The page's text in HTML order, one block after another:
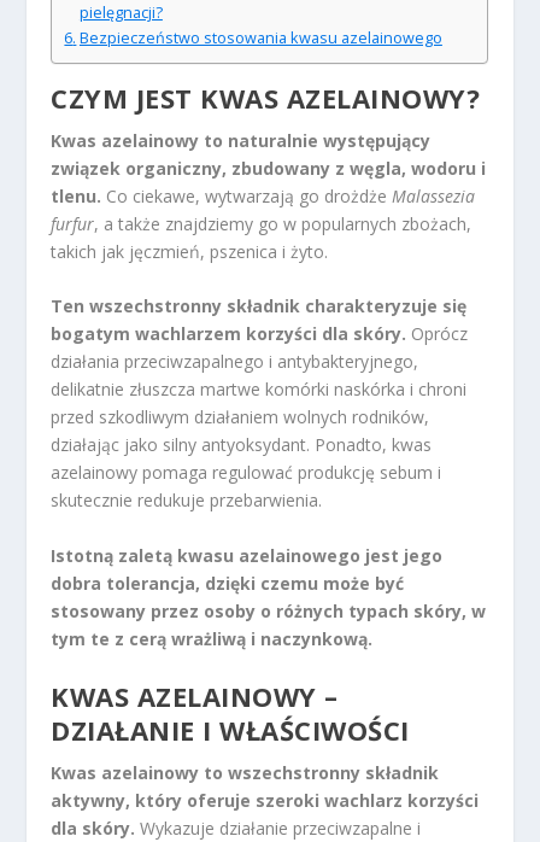
pielęgnacji?
Bezpieczeństwo stosowania kwasu azelainowego
CZYM JEST KWAS AZELAINOWY?
Kwas azelainowy to naturalnie występujący
związek organiczny, zbudowany z węgla, wodoru i
tlenu. Co ciekawe, wytwarzają go drożdżeMalassezia
furfur, a także znajdziemy go w popularnych zbożach,
takich jak jęczmień, pszenica i żyto.
Ten wszechstronny składnik charakteryzuje się
bogatym wachlarzem korzyści dla skóry. Oprócz
działania przeciwzapalnego i antybakteryjnego,
delikatnie złuszcza martwe komórki naskórka i chroni
przed szkodliwym działaniem wolnych rodników,
działając jako silny antyoksydant. Ponadto, kwas
azelainowy pomaga regulować produkcję sebum i
skutecznie redukuje przebarwienia.
Istotną zaletą kwasu azelainowego jest jego
dobra tolerancja, dzięki czemu może być
stosowany przez osoby o różnych typach skóry, w
tym te z cerą wrażliwą i naczynkową.
KWAS AZELAINOWY –
DZIAŁANIE I WŁAŚCIWOŚCI
Kwas azelainowy to wszechstronny składnik
aktywny, który oferuje szeroki wachlarz korzyści
dla skóry. Wykazuje działanie przeciwzapalne i